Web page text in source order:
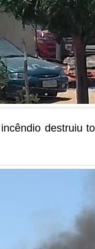
destruiu